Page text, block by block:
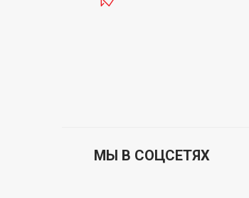
МЫ В СОЦСЕТЯХ